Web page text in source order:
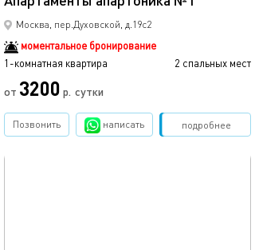
Москва, пер.Духовской, д.19с2
моментальное бронирование
1-комнатная квартира
2 спальных мест
от 3200 р. сутки
подробнее
Позвонить написать Забронировать